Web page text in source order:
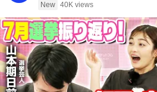
New 40K views